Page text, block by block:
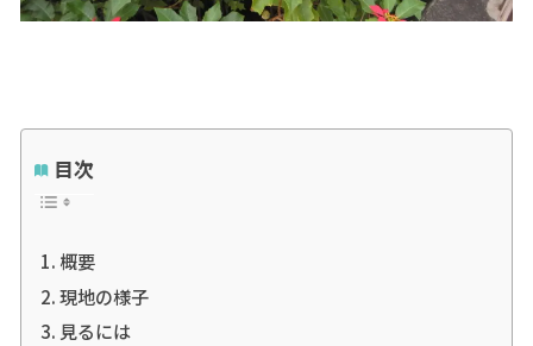
目次
概要
現地の様子
見るには